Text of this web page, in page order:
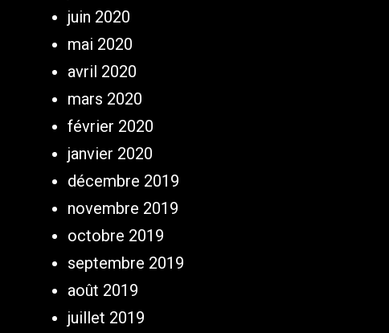
juin 2020
mai 2020
avril 2020
mars 2020
février 2020
janvier 2020
décembre 2019
novembre 2019
octobre 2019
septembre 2019
août 2019
juillet 2019